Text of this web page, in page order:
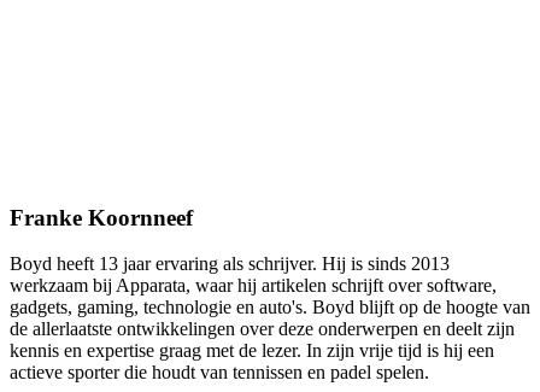
Franke Koornneef
Boyd heeft 13 jaar ervaring als schrijver. Hij is sinds 2013
werkzaam bij Apparata, waar hij artikelen schrijft over software,
gadgets, gaming, technologie en auto's. Boyd blijft op de hoogte van
de allerlaatste ontwikkelingen over deze onderwerpen en deelt zijn
kennis en expertise graag met de lezer. In zijn vrije tijd is hij een
actieve sporter die houdt van tennissen en padel spelen.